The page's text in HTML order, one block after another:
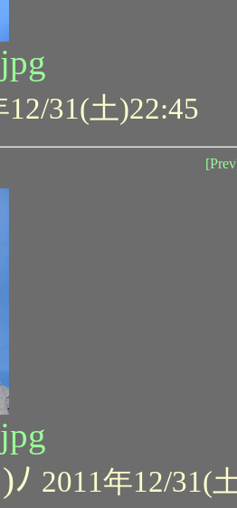
12/31(土)22:45
ﾉ 2011年12/31(